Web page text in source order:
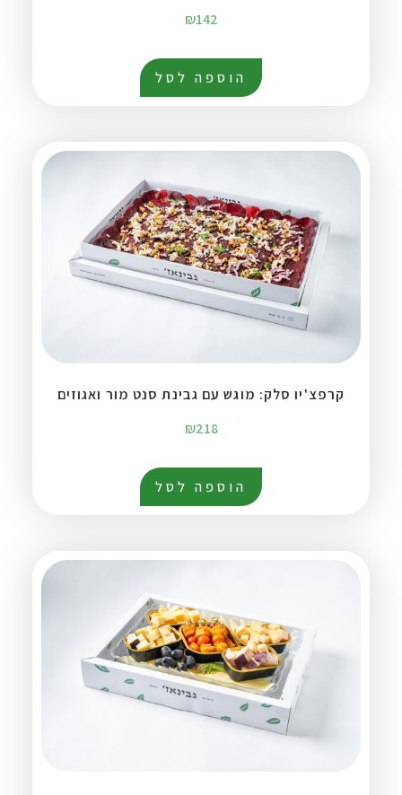
₪142
הוספה לסל
קרפצ'יו סלק: מוגש עם גבינת סנט מור ואגוזים
₪218
הוספה לסל